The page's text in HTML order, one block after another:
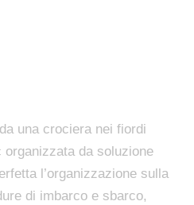
una crociera nei fiordi
da soluzione
l’organizzazione sulla
di imbarco e sbarco,